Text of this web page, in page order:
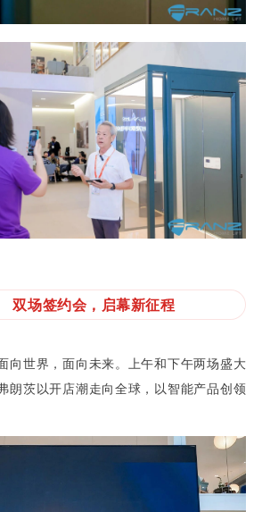
双场签约会，启幕新征程
向世界，面向未来。上午和下午两场盛大
朗茨以开店潮走向全球，以智能产品创领